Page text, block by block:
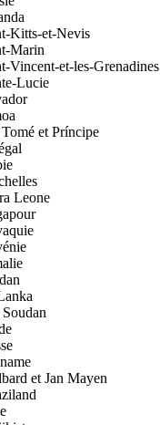
Kitts-et-Nevis
Marin
Vincent-et-les-Grenadines
Lucie
Tomé et Príncipe
Leone
et Jan Mayen